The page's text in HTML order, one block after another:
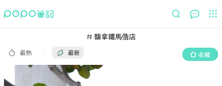
馥拿鐵馬偕店
最熱 最新 收藏
收藏